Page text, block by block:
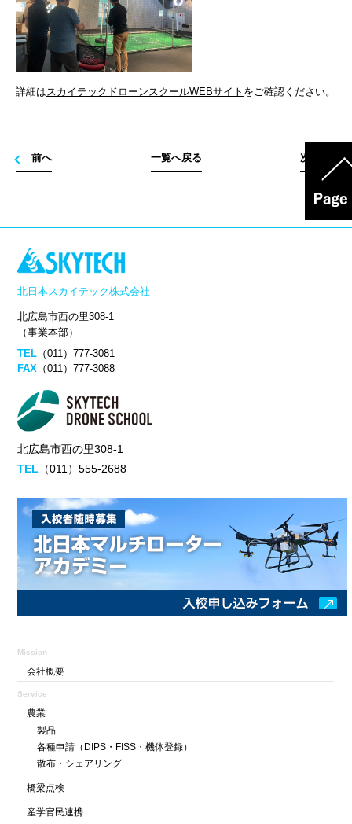
詳細はスカイテックドローンスクールWEBサイト をご確認ください。
前へ 一覧へ戻る 次へ
北日本スカイテック株式会社
北広島市西の里308-1
（事業本部）
TEL （011）777-3081
FAX （011）777-3088
北広島市西の里308-1
TEL （011）555-2688
Mission
会社概要
Service
農業
製品
各種申請 （DIPS・FISS・機体登録）
散布・シェアリング
橋梁点検
産学官民連携